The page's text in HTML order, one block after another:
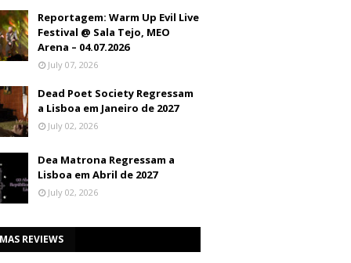
Reportagem: Warm Up Evil Live
Festival @ Sala Tejo, MEO
Arena – 04.07.2026
July 07, 2026
Dead Poet Society Regressam
a Lisboa em Janeiro de 2027
July 02, 2026
Dea Matrona Regressam a
Lisboa em Abril de 2027
July 02, 2026
REVIEWS